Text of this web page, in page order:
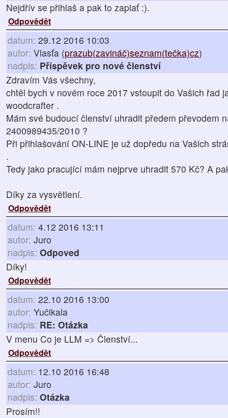
Nejdřív se přihlaš a pak to zaplať :).
Odpovědět
datum: 29.12 2016 10:03
autor: Vlasťa (prazub(zavináč)seznam(tečka)cz)
nadpis: Příspěvek pro nové členství
Zdravím Vás všechny,
chtěl bych v novém roce 2017 vstoupit do Vašich řad
woodcrafter .
Mám své budoucí členství uhradit předem převodem
2400989435/2010 ?
Při přihlašování ON-LINE je už dopředu na Vašich
.
Tedy jako pracující mám nejprve uhradit 570 Kč? A
Díky za vysvětlení.
Odpovědět
datum: 4.12 2016 13:11
autor: Juro
nadpis: Odpoved
Díky!
Odpovědět
datum: 22.10 2016 13:00
autor: Yučikala
nadpis: RE: Otázka
V menu Co je LLM => Členství...
Odpovědět
datum: 12.10 2016 16:48
autor: Juro
nadpis: Otázka
Prosím!!